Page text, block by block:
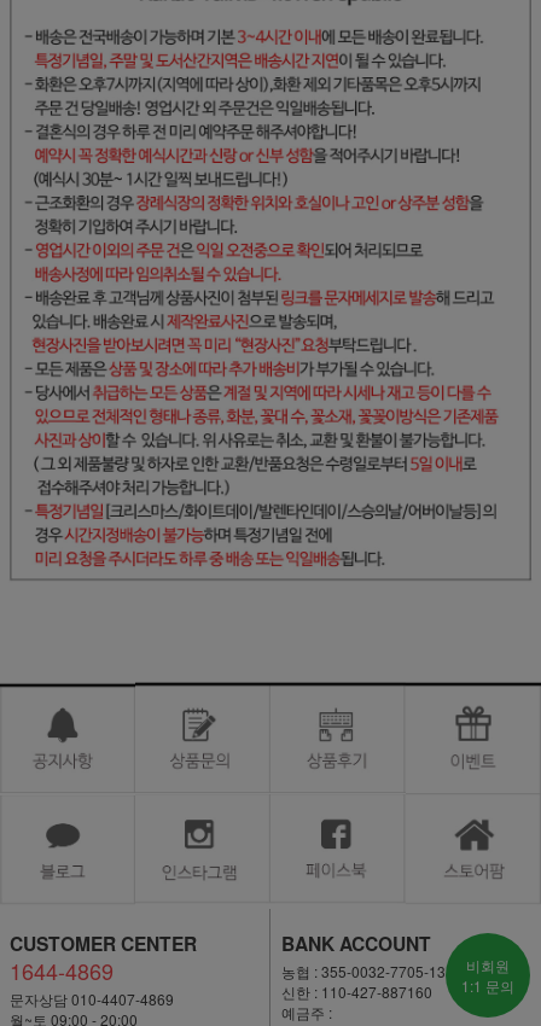
CUSTOMER CENTER
1644-4869
문자상담 010-4407-4869
월~토 09:00 - 20:00
BANK ACCOUNT
농협 : 355-0032-7705-13
신한 : 110-427-887160
예금주 :
비회원
1:1 문의